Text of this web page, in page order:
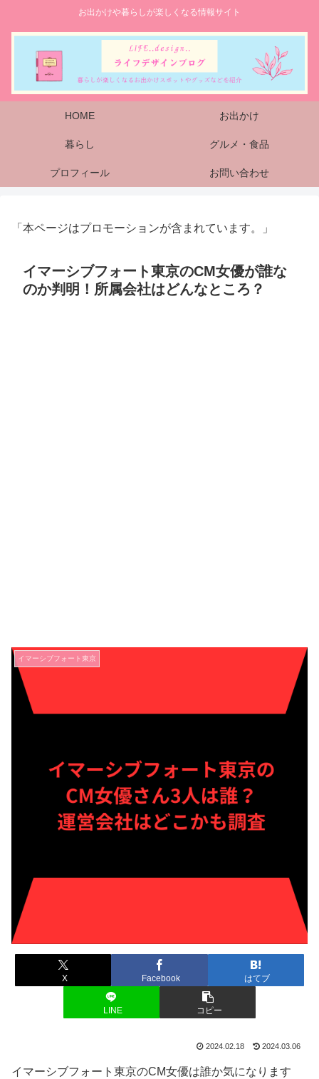
お出かけや暮らしが楽しくなる情報サイト
HOME お出かけ
暮らし グルメ・食品
プロフィール お問い合わせ
「本ページはプロモーションが含まれています。」
イマーシブフォート東京のCM女優が誰な
のか判明！所属会社はどんなところ？
イマーシブフォート東京
X Facebook はてブ
LINE コピー
2024.02.18 2024.03.06
イマーシブフォート東京のCM女優は誰か気になります